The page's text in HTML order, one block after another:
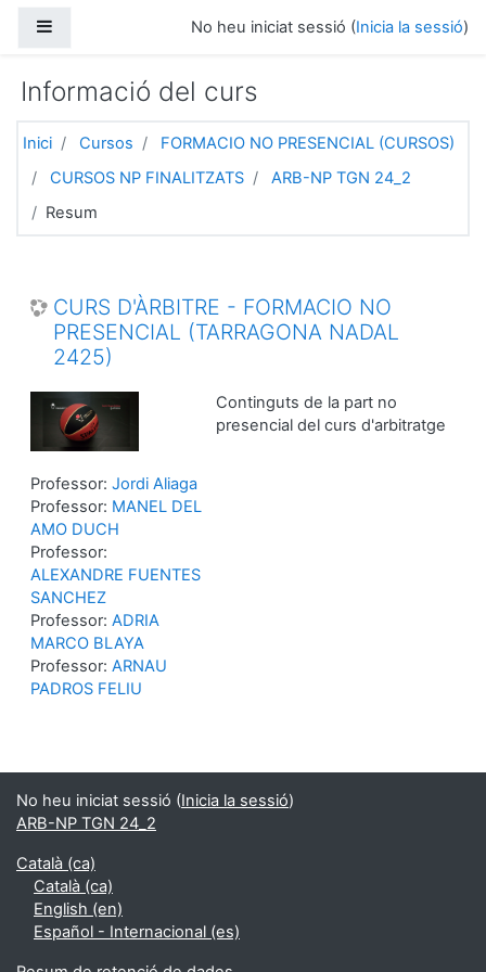
No heu iniciat sessió (Inicia la sessió)
Informació del curs
Inici Cursos
FORMACIO NO PRESENCIAL (CURSOS)
CURSOS NP FINALITZATS
ARB-NP TGN 24_2
Resum
CURS D'ÀRBITRE - FORMACIO NO
PRESENCIAL (TARRAGONA NADAL
2425)
Continguts de la part no
presencial del curs d'arbitratge
Professor: Jordi Aliaga
Professor: MANEL DEL
AMO DUCH
Professor:
ALEXANDRE FUENTES
SANCHEZ
Professor: ADRIA
MARCO BLAYA
Professor: ARNAU
PADROS FELIU
No heu iniciat sessió (Inicia la sessió)
ARB-NP TGN 24_2
Català ‎(ca)‎
Català ‎(ca)‎
English ‎(en)‎
Español - Internacional ‎(es)‎